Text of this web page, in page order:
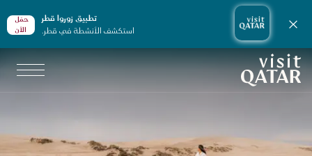
تطبيق زوروا قطر
استكشف الأنشطة في قطر.
حمّل
الأن
إغلاق الإشعارات
الصفحة الرئيسية لموقع VisitQatar